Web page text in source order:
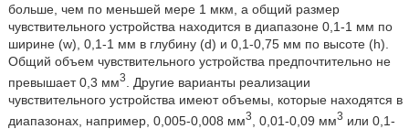
больше, чем по меньшей мере 1 мкм, а общий размер
чувствительного устройства находится в диапазоне 0,1-1 мм по
ширине (w), 0,1-1 мм в глубину (d) и 0,1-0,75 мм по высоте (h).
Общий объем чувствительного устройства предпочтительно не
превышает 0,3 мм3
. Другие варианты реализации
чувствительного устройства имеют объемы, которые находятся в
диапазонах, например, 0,005-0,008 мм3 , 0,01-0,09 мм3 или 0,1-